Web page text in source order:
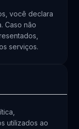
você declara
Caso não
serviços.
utilizados ao